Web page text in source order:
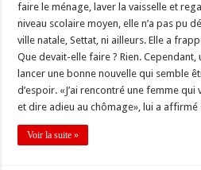
faire le ménage, laver la vaisselle et
niveau scolaire moyen, elle n’a pas pu
ville natale, Settat, ni ailleurs. Elle a
Que devait-elle faire ? Rien. Cependant,
lancer une bonne nouvelle qui semble
d’espoir. «J’ai rencontré une femme
et dire adieu au chômage», lui a affirmé
Voir la suite »